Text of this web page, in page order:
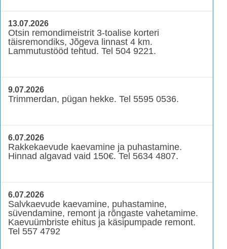
13.07.2026
Otsin remondimeistrit 3-toalise korteri
täisremondiks, Jõgeva linnast 4 km.
Lammutustööd tehtud. Tel 504 9221.
9.07.2026
Trimmerdan, pügan hekke. Tel 5595 0536.
6.07.2026
Rakkekaevude kaevamine ja puhastamine.
Hinnad algavad vaid 150€. Tel 5634 4807.
6.07.2026
Salvkaevude kaevamine, puhastamine,
süvendamine, remont ja rõngaste vahetamime.
Kaevuümbriste ehitus ja käsipumpade remont.
Tel 557 4792